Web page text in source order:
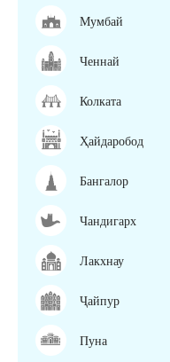
Мумбай
Ченнай
Колката
Ҳайдаробод
Бангалор
Чандигарх
Лакхнау
Ҷайпур
Пуна